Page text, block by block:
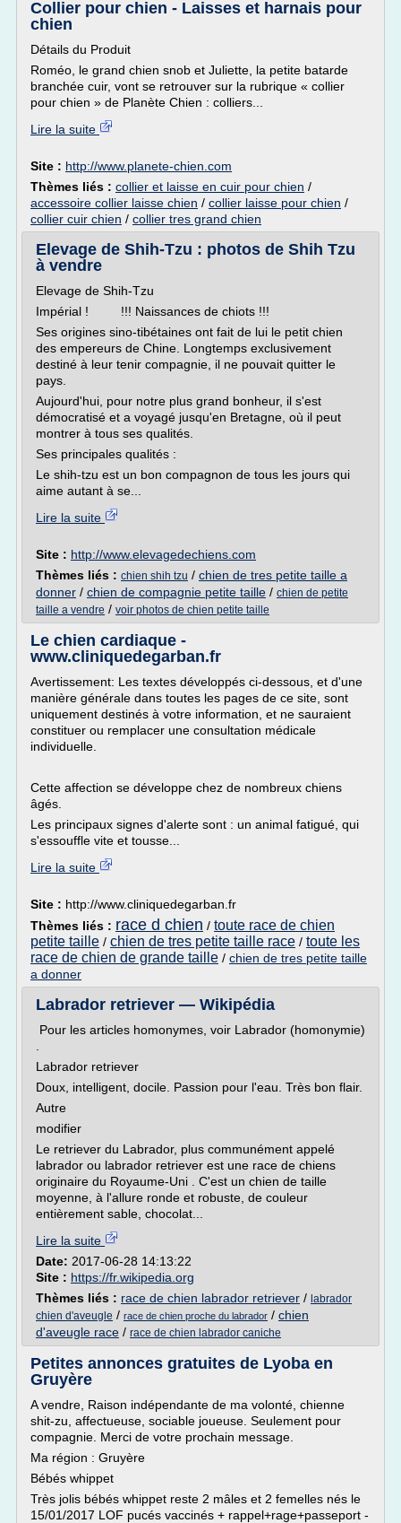
Collier pour chien - Laisses et harnais pour
chien
Détails du Produit
Roméo, le grand chien snob et Juliette, la petite batarde
branchée cuir, vont se retrouver sur la rubrique « collier
pour chien » de Planète Chien : colliers...
Lire la suite
Site : http://www.planete-chien.com
Thèmes liés : collier et laisse en cuir pour chien /
accessoire collier laisse chien / collier laisse pour chien /
collier cuir chien / collier tres grand chien
Elevage de Shih-Tzu : photos de Shih Tzu
à vendre
Elevage de Shih-Tzu
Impérial ! !!! Naissances de chiots !!!
Ses origines sino-tibétaines ont fait de lui le petit chien
des empereurs de Chine. Longtemps exclusivement
destiné à leur tenir compagnie, il ne pouvait quitter le
pays.
Aujourd'hui, pour notre plus grand bonheur, il s'est
démocratisé et a voyagé jusqu'en Bretagne, où il peut
montrer à tous ses qualités.
Ses principales qualités :
Le shih-tzu est un bon compagnon de tous les jours qui
aime autant à se...
Lire la suite
Site : http://www.elevagedechiens.com
Thèmes liés : chien shih tzu / chien de tres petite taille a
donner / chien de compagnie petite taille / chien de petite
taille a vendre / voir photos de chien petite taille
Le chien cardiaque -
www.cliniquedegarban.fr
Avertissement: Les textes développés ci-dessous, et d'une
manière générale dans toutes les pages de ce site, sont
uniquement destinés à votre information, et ne sauraient
constituer ou remplacer une consultation médicale
individuelle.
Cette affection se développe chez de nombreux chiens
âgés.
Les principaux signes d'alerte sont : un animal fatigué, qui
s'essouffle vite et tousse...
Lire la suite
Site : http://www.cliniquedegarban.fr
Thèmes liés : race d chien / toute race de chien
petite taille / chien de tres petite taille race / toute les
race de chien de grande taille / chien de tres petite taille
a donner
Labrador retriever — Wikipédia
Pour les articles homonymes, voir Labrador (homonymie)
Labrador retriever
Doux, intelligent, docile. Passion pour l'eau. Très bon flair.
Autre
modifier
Le retriever du Labrador, plus communément appelé
labrador ou labrador retriever est une race de chiens
originaire du Royaume-Uni . C'est un chien de taille
moyenne, à l'allure ronde et robuste, de couleur
entièrement sable, chocolat...
Lire la suite
Date: 2017-06-28 14:13:22
Site : https://fr.wikipedia.org
Thèmes liés : race de chien labrador retriever / labrador
chien d'aveugle / race de chien proche du labrador / chien
d'aveugle race / race de chien labrador caniche
Petites annonces gratuites de Lyoba en
Gruyère
A vendre, Raison indépendante de ma volonté, chienne
shit-zu, affectueuse, sociable joueuse. Seulement pour
compagnie. Merci de votre prochain message.
Ma région : Gruyère
Bébés whippet
Très jolis bébés whippet reste 2 mâles et 2 femelles nés le
15/01/2017 LOF pucés vaccinés + rappel+rage+passeport -